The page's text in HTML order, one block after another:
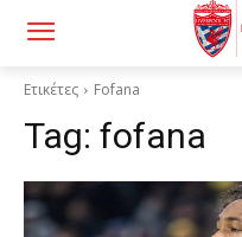
Ετικέτες Fofana
Tag: fofana